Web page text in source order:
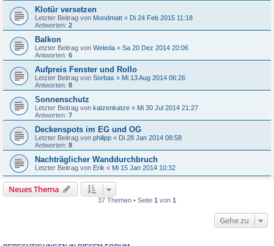
Klotür versetzen
Letzter Beitrag von Mondmatt « Di 24 Feb 2015 11:18
Antworten: 2
Balkon
Letzter Beitrag von Weleda « Sa 20 Dez 2014 20:06
Antworten: 6
Aufpreis Fenster und Rollo
Letzter Beitrag von Sorbas « Mi 13 Aug 2014 06:26
Antworten: 8
Sonnenschutz
Letzter Beitrag von katzenkatze « Mi 30 Jul 2014 21:27
Antworten: 7
Deckenspots im EG und OG
Letzter Beitrag von philipp « Di 28 Jan 2014 08:58
Antworten: 8
Nachträglicher Wanddurchbruch
Letzter Beitrag von Erik « Mi 15 Jan 2014 10:32
Neues Thema
37 Themen • Seite 1 von 1
Gehe zu